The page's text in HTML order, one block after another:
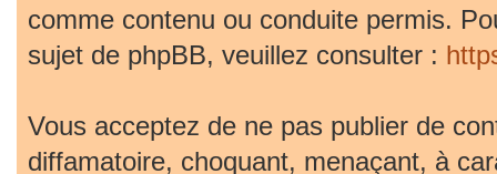
comme contenu ou conduite permis.
sujet de phpBB, veuillez consulter :
Vous acceptez de ne pas publier de
diffamatoire, choquant, menaçant, à